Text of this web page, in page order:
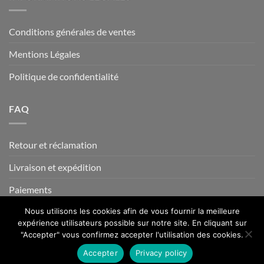
Conditions générales de ventes
Mentions Légales
Politique de confidentialité
FAQ
Retour et réclamation
Livraison et expédition
Paiements
Visa MasterCardAmerican
Express
PayPal Stripe
Copyright 2026 © www.attrapes-reves.net
Nous utilisons les cookies afin de vous fournir la meilleure
expérience utilisateurs possible sur notre site. En cliquant sur
"Accepter" vous confirmez accepter l'utilisation des cookies.
Accepter
Privacy policy